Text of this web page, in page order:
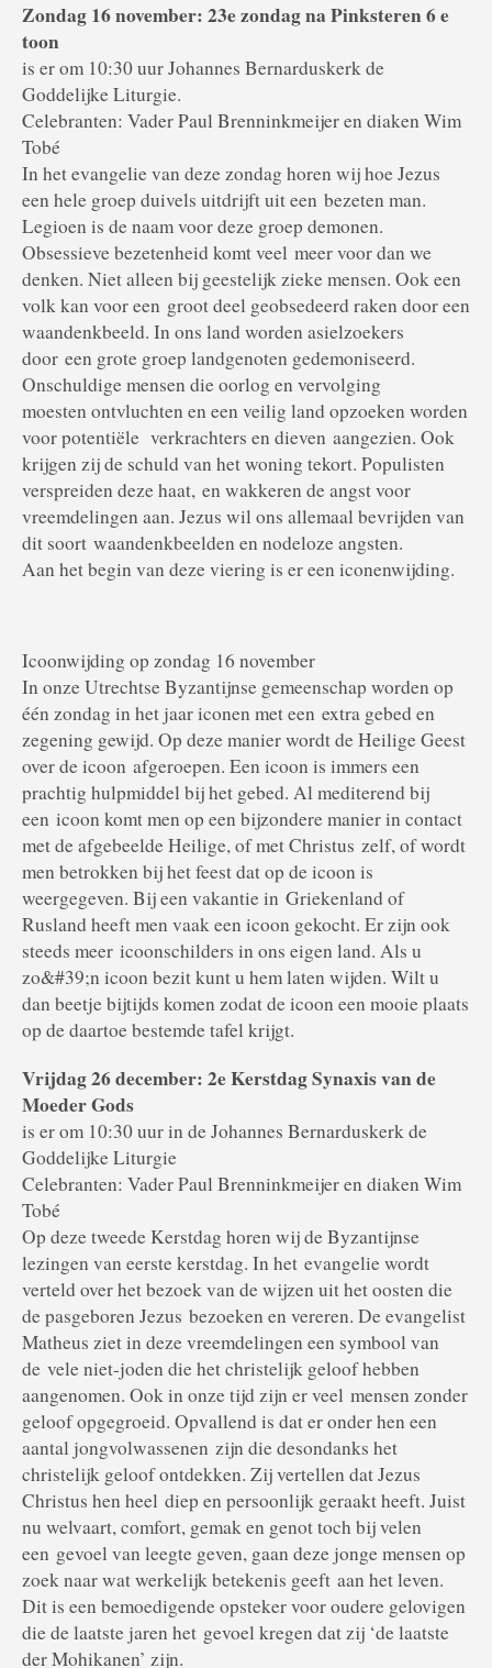
Zondag 16 november: 23e zondag na Pinksteren 6 e
toon
is er om 10:30 uur Johannes Bernarduskerk de
Goddelijke Liturgie.
Celebranten: Vader Paul Brenninkmeijer en diaken Wim
Tobé
In het evangelie van deze zondag horen wij hoe Jezus
een hele groep duivels uitdrijft uit een bezeten man.
Legioen is de naam voor deze groep demonen.
Obsessieve bezetenheid komt veel meer voor dan we
denken. Niet alleen bij geestelijk zieke mensen. Ook een
volk kan voor een groot deel geobsedeerd raken door een
waandenkbeeld. In ons land worden asielzoekers
door een grote groep landgenoten gedemoniseerd.
Onschuldige mensen die oorlog en vervolging
moesten ontvluchten en een veilig land opzoeken worden
voor potentiële verkrachters en dieven aangezien. Ook
krijgen zij de schuld van het woning tekort. Populisten
verspreiden deze haat, en wakkeren de angst voor
vreemdelingen aan. Jezus wil ons allemaal bevrijden van
dit soort waandenkbeelden en nodeloze angsten.
Aan het begin van deze viering is er een iconenwijding.
Icoonwijding op zondag 16 november
In onze Utrechtse Byzantijnse gemeenschap worden op
één zondag in het jaar iconen met een extra gebed en
zegening gewijd. Op deze manier wordt de Heilige Geest
over de icoon afgeroepen. Een icoon is immers een
prachtig hulpmiddel bij het gebed. Al mediterend bij
een icoon komt men op een bijzondere manier in contact
met de afgebeelde Heilige, of met Christus zelf, of wordt
men betrokken bij het feest dat op de icoon is
weergegeven. Bij een vakantie in Griekenland of
Rusland heeft men vaak een icoon gekocht. Er zijn ook
steeds meer icoonschilders in ons eigen land. Als u
zo&#39;n icoon bezit kunt u hem laten wijden. Wilt u
dan beetje bijtijds komen zodat de icoon een mooie plaats
op de daartoe bestemde tafel krijgt.
Vrijdag 26 december: 2e Kerstdag Synaxis van de
Moeder Gods
is er om 10:30 uur in de Johannes Bernarduskerk de
Goddelijke Liturgie
Celebranten: Vader Paul Brenninkmeijer en diaken Wim
Tobé
Op deze tweede Kerstdag horen wij de Byzantijnse
lezingen van eerste kerstdag. In het evangelie wordt
verteld over het bezoek van de wijzen uit het oosten die
de pasgeboren Jezus bezoeken en vereren. De evangelist
Matheus ziet in deze vreemdelingen een symbool van
de vele niet-joden die het christelijk geloof hebben
aangenomen. Ook in onze tijd zijn er veel mensen zonder
geloof opgegroeid. Opvallend is dat er onder hen een
aantal jongvolwassenen zijn die desondanks het
christelijk geloof ontdekken. Zij vertellen dat Jezus
Christus hen heel diep en persoonlijk geraakt heeft. Juist
nu welvaart, comfort, gemak en genot toch bij velen
een gevoel van leegte geven, gaan deze jonge mensen op
zoek naar wat werkelijk betekenis geeft aan het leven.
Dit is een bemoedigende opsteker voor oudere gelovigen
die de laatste jaren het gevoel kregen dat zij ‘de laatste
der Mohikanen’ zijn.